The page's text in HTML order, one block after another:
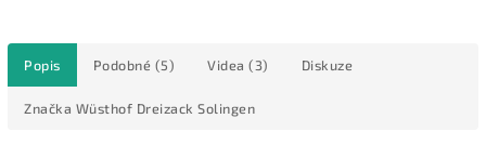
Popis Podobné (5) Videa (3) Diskuze
Značka Wüsthof Dreizack Solingen